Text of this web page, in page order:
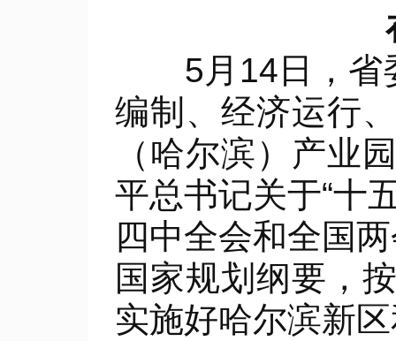
在
5月14日，省委
编制、经济运行
（哈尔滨）产业
平总书记关于“十
四中全会和全国
国家规划纲要，
实施好哈尔滨新